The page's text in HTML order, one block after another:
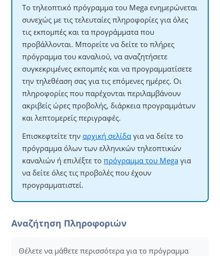
Το τηλεοπτικό πρόγραμμα του Mega ενημερώνεται
συνεχώς με τις τελευταίες πληροφορίες για όλες
τις εκπομπές και τα προγράμματα που
προβάλλονται. Μπορείτε να δείτε το πλήρες
πρόγραμμα του καναλιού, να αναζητήσετε
συγκεκριμένες εκπομπές και να προγραμματίσετε
την τηλεθέαση σας για τις επόμενες ημέρες. Οι
πληροφορίες που παρέχονται περιλαμβάνουν
ακριβείς ώρες προβολής, διάρκεια προγραμμάτων
και λεπτομερείς περιγραφές.
Επισκεφτείτε την αρχική σελίδα για να δείτε το
πρόγραμμα όλων των ελληνικών τηλεοπτικών
καναλιών ή επιλέξτε το πρόγραμμα του Mega για
να δείτε όλες τις προβολές που έχουν
προγραμματιστεί.
Αναζήτηση Πληροφοριών
Θέλετε να μάθετε περισσότερα για το πρόγραμμα